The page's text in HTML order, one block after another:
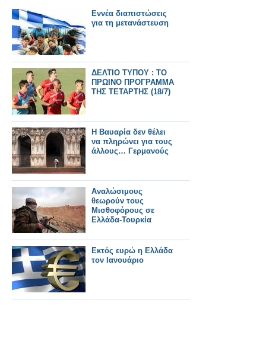
Εννέα διαπιστώσεις
για τη μετανάστευση
ΔΕΛΤΙΟ ΤΥΠΟΥ : ΤΟ
ΠΡΩΙΝΟ ΠΡΟΓΡΑΜΜΑ
ΤΗΣ ΤΕΤΑΡΤΗΣ (18/7)
Η Βαυαρία δεν θέλει
να πληρώνει για τους
άλλους… Γερμανούς
Αναλώσιμους
θεωρούν τους
Μισθοφόρους σε
Ελλάδα-Τουρκία
Εκτός ευρώ η Ελλάδα
τον Ιανουάριο